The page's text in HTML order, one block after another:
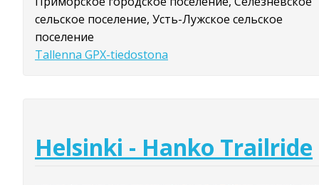
сельское поселение, Усть-Лужское сельское
поселение
Tallenna GPX-tiedostona
Helsinki - Hanko Trailride